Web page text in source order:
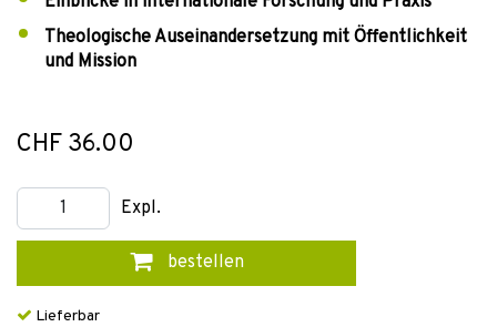
Theologische Auseinandersetzung mit Öffentlichkeit
und Mission
CHF 36.00
Expl.
bestellen
Lieferbar